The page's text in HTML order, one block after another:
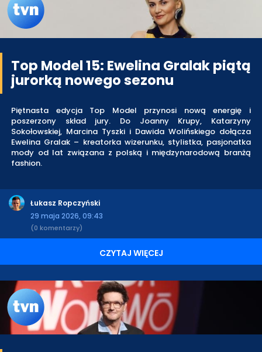
Top Model 15: Ewelina Gralak piątą
jurorką nowego sezonu
Piętnasta edycja Top Model przynosi nową energię i
poszerzony skład jury. Do Joanny Krupy, Katarzyny
Sokołowskiej, Marcina Tyszki i Dawida Wolińskiego dołącza
Ewelina Gralak – kreatorka wizerunku, stylistka, pasjonatka
mody od lat związana z polską i międzynarodową branżą
fashion.
Łukasz Ropczyński
29 maja 2026, 09:43
(0 komentarzy)
CZYTAJ WIĘCEJ